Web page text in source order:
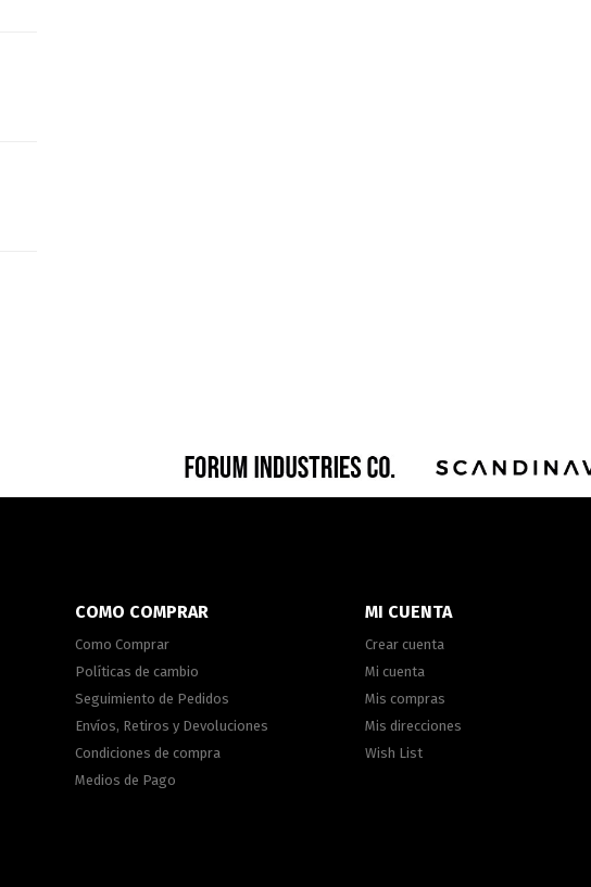
COMO COMPRAR
Como Comprar
Políticas de cambio
Seguimiento de Pedidos
Envíos, Retiros y Devoluciones
Condiciones de compra
Medios de Pago
MI CUENTA
Crear cuenta
Mi cuenta
Mis compras
Mis direcciones
Wish List